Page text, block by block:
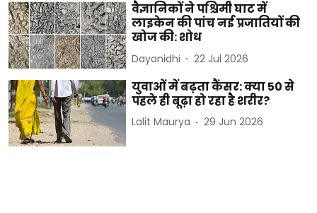
वैज्ञानिकों ने पश्चिमी घाट में
लाइकेन की पांच नई प्रजातियों की
खोज की: शोध
Dayanidhi 22 Jul 2026
युवाओं में बढ़ता कैंसर: क्या 50 से
पहले ही बूढ़ा हो रहा है शरीर?
Lalit Maurya 29 Jun 2026